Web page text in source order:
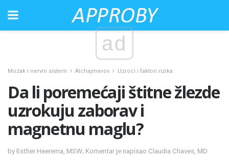
ad
Mozak i nervni sistem Alchajmerov Uzroci i faktori rizika
Da li poremećaji štitne žlezde
uzrokuju zaborav i
magnetnu maglu?
by Esther Heerema, MSW; Komentar je napisao Claudia Chaves, MD